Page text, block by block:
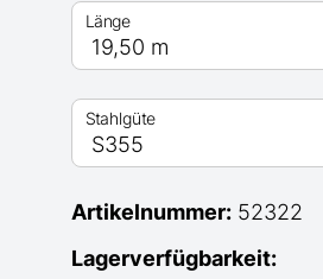
Länge
Stahlgüte
Artikelnummer: 52322
Lagerverfügbarkeit: